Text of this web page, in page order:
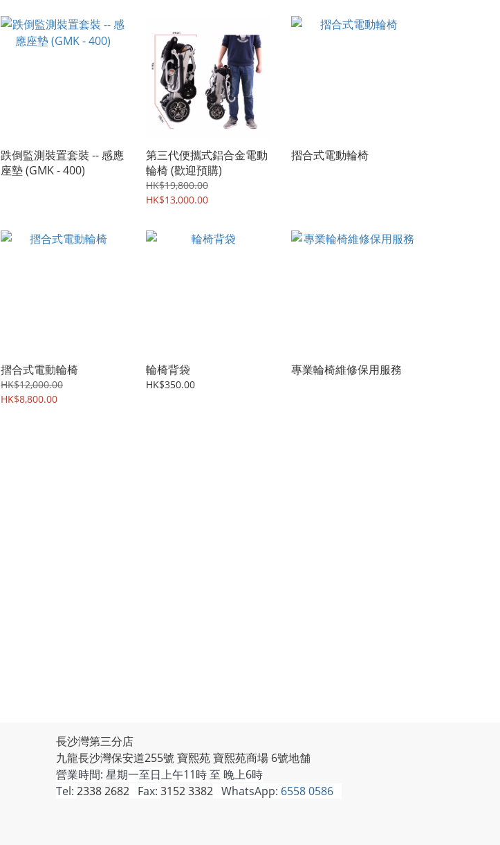
跌倒監測裝置套裝 -- 感應
座墊 (GMK - 400)
第三代便攜式鋁合金電動
輪椅 (歡迎預購)
HK$19,800.00
HK$13,000.00
摺合式電動輪椅
摺合式電動輪椅
HK$12,000.00
HK$8,800.00
輪椅背袋
HK$350.00
專業輪椅維修保用服務
長沙灣第三分店
九龍長沙灣保安道255號 寶熙苑 寶熙苑商場 6號地舗
營業時間: 星期一至日上午11時 至 晚上6時
Tel: 2338 2682 Fax: 3152 3382 WhatsApp: 6558 0586